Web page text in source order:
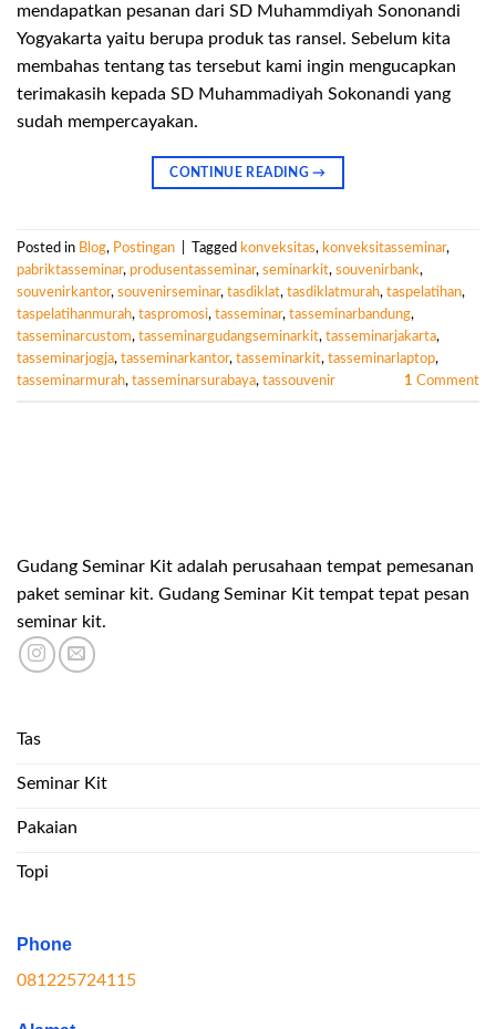
mendapatkan pesanan dari SD Muhammdiyah Sononandi
Yogyakarta yaitu berupa produk tas ransel. Sebelum kita
membahas tentang tas tersebut kami ingin mengucapkan
terimakasih kepada SD Muhammadiyah Sokonandi yang
sudah mempercayakan.
CONTINUE READING→
Posted in Blog, Postingan Tagged konveksitas, konveksitasseminar,
pabriktasseminar, produsentasseminar, seminarkit, souvenirbank,
souvenirkantor, souvenirseminar, tasdiklat, tasdiklatmurah, taspelatihan,
taspelatihanmurah, taspromosi, tasseminar, tasseminarbandung,
tasseminarcustom, tasseminargudangseminarkit, tasseminarjakarta,
tasseminarjogja, tasseminarkantor, tasseminarkit, tasseminarlaptop,
tasseminarmurah, tasseminarsurabaya, tassouvenir 1 Comment
Gudang Seminar Kit adalah perusahaan tempat pemesanan
paket seminar kit. Gudang Seminar Kit tempat tepat pesan
seminar kit.
Tas
Seminar Kit
Pakaian
Topi
Phone
081225724115